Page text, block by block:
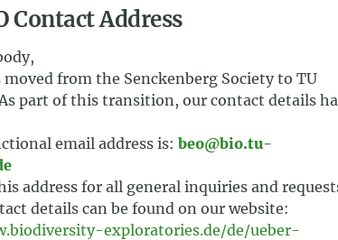
Contact Address
moved from the Senckenberg Society to TU
part of this transition, our contact details
email address is: beo@bio.tu-
address for all general inquiries and
details can be found on our website:
exploratories.de/de/ueber-